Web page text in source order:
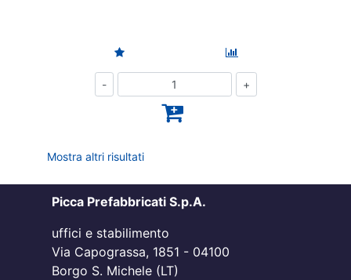
Mostra altri risultati
Picca Prefabbricati S.p.A.
uffici e stabilimento
Via Capograssa, 1851 - 04100
Borgo S. Michele (LT)